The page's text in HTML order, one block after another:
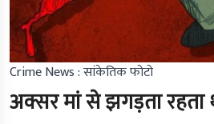
Crime News : सांकेतिक फोटो
अक्सर मां से झगड़ता रहता